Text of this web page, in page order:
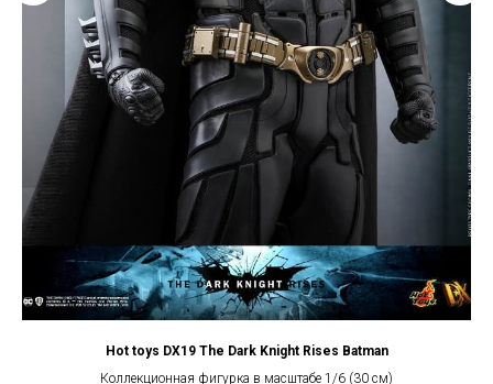
Hot toys DX19 The Dark Knight Rises Batman
Коллекционная фигурка в масштабе 1/6 (30 см)